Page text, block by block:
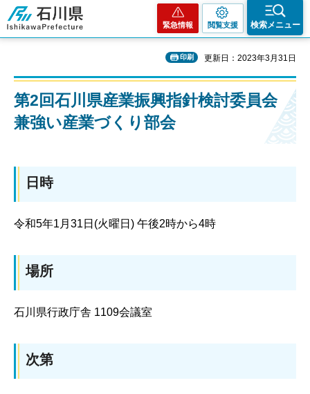
石川県
緊急情報 閲覧支援 検索メニュー
印刷 更新日：2023年3月31日
第2回石川県産業振興指針検討委員会
兼強い産業づくり部会
日時
令和5年1月31日(火曜日) 午後2時から4時
場所
石川県行政庁舎 1109会議室
次第